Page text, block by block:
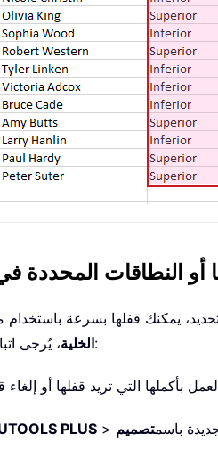
أو النطاقات المحددة
يمكنك قفلها بسرعة باستخدام
الخلية، يُرجى اتباع الخطوات التالية:
PLUS > باسم